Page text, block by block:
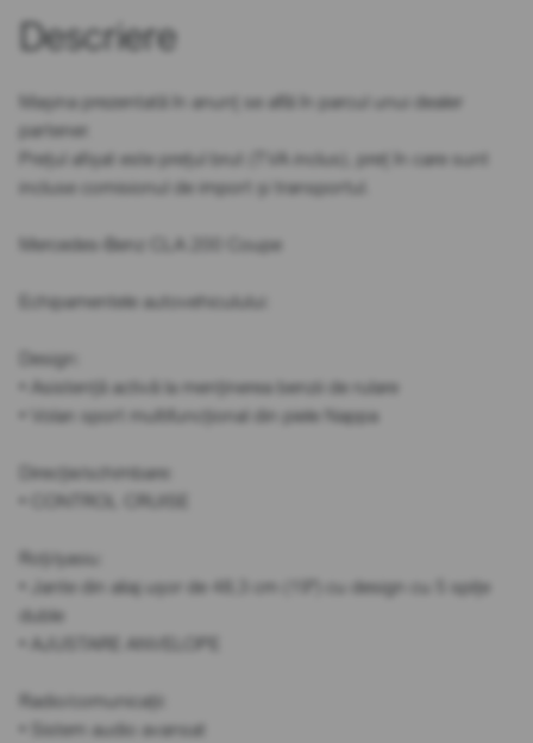
Descriere
Mașina prezentată în anunț se află în parcul unui dealer
partener.
Prețul afișat este prețul brut (TVA inclus), preț în care sunt
incluse comisionul de import și transportul.
Mercedes-Benz CLA 200 Coupe
Echipamentele autovehiculului:
Design:
• Asistență activă la menținerea benzii de rulare
• Volan sport multifuncțional din piele Nappa
Direcție/schimbare:
• CONTROL CRUISE
Roți/șasiu:
• Jante din aliaj ușor de 48,3 cm (19") cu design cu 5 spițe
duble
• AJUSTARE ANVELOPE
Radio/comunicații:
• Sistem audio avansat